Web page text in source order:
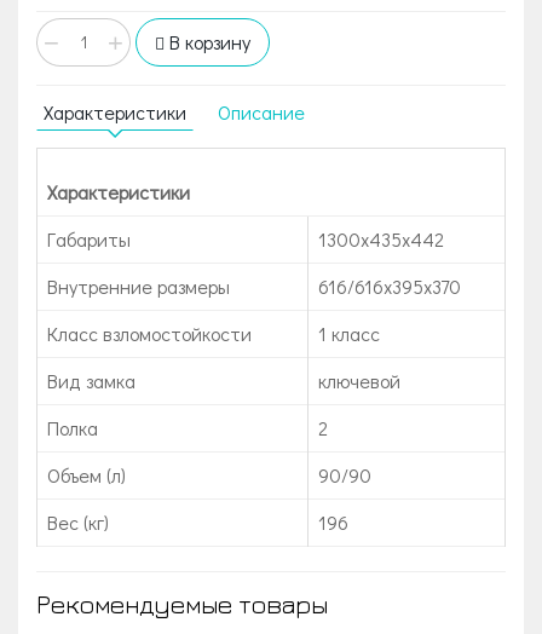
− + В корзину
Характеристики Описание
Характеристики
Габариты
1300x435x442
Внутренние размеры
616/616х395х370
Класс взломостойкости
1 класс
Вид замка
ключевой
Полка
2
Объем (л)
90/90
Вес (кг)
196
Рекомендуемые товары